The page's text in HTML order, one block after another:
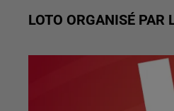
LOTO ORGANISÉ PAR